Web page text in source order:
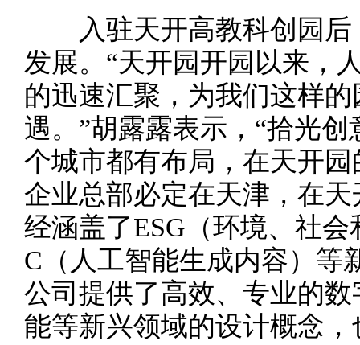
入驻天开高教科创园后
发展。“天开园开园以来，
的迅速汇聚，为我们这样
遇。”胡露露表示，“拾光创
个城市都有布局，在天开
企业总部必定在天津，在
经涵盖了ESG（环境、社
C（人工智能生成内容）等
公司提供了高效、专业的
能等新兴领域的设计概念